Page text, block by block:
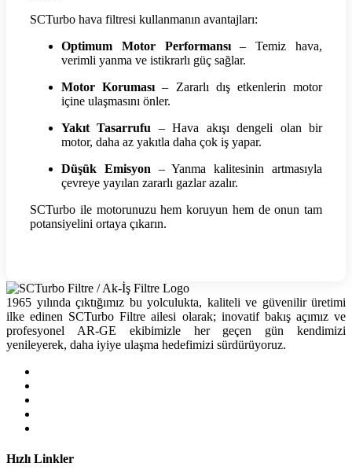
SCTurbo hava filtresi kullanmanın avantajları:
Optimum Motor Performansı– Temiz hava,
verimli yanma ve istikrarlı güç sağlar.
Motor Koruması – Zararlı dış etkenlerin motor
içine ulaşmasını önler.
Yakıt Tasarrufu – Hava akışı dengeli olan bir
motor, daha az yakıtla daha çok iş yapar.
Düşük Emisyon – Yanma kalitesinin artmasıyla
çevreye yayılan zararlı gazlar azalır.
SCTurbo ile motorunuzu hem koruyun hem de onun tam
potansiyelini ortaya çıkarın.
1965 yılında çıktığımız bu yolculukta, kaliteli ve güvenilir üretimi
ilke edinen SCTurbo Filtre ailesi olarak; inovatif bakış açımız ve
profesyonel AR-GE ekibimizle her geçen gün kendimizi
yenileyerek, daha iyiye ulaşma hedefimizi sürdürüyoruz.
Hızlı Linkler